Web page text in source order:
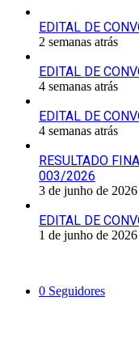
EDITAL DE
2 semanas atrás
EDITAL DE
4 semanas atrás
EDITAL DE
4 semanas atrás
RESULTADO
003/2026
3 de junho de 2026
EDITAL DE
1 de junho de 2026
0 Seguidores